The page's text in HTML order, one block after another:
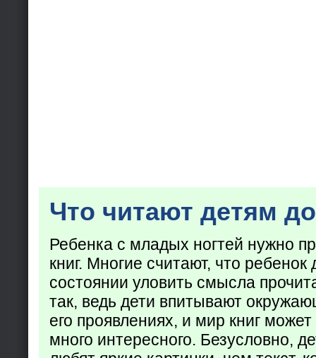
Что читают детям
Ребенка с младых ногтей нужно
книг. Многие считают, что ребенок
состоянии уловить смысла
так, ведь дети впитывают
его проявлениях, и мир книг
много интересного. Безусловно,